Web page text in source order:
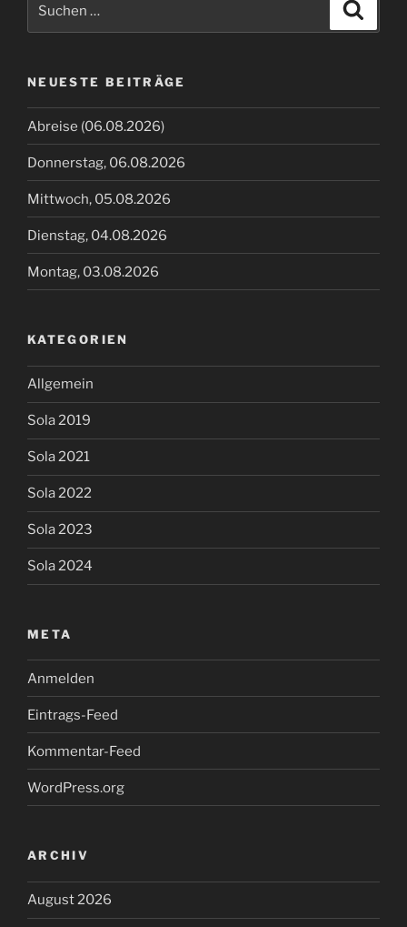
NEUESTE BEITRÄGE
Abreise (06.08.2026)
Donnerstag, 06.08.2026
Mittwoch, 05.08.2026
Dienstag, 04.08.2026
Montag, 03.08.2026
KATEGORIEN
Allgemein
Sola 2019
Sola 2021
Sola 2022
Sola 2023
Sola 2024
META
Anmelden
Eintrags-Feed
Kommentar-Feed
WordPress.org
ARCHIV
August 2026